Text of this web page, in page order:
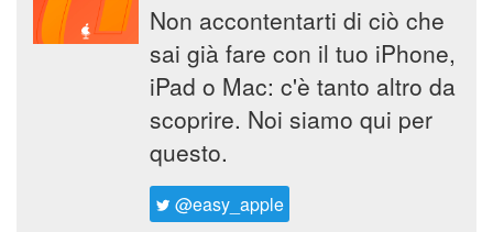
Non accontentarti di ciò che
sai già fare con il tuo iPhone,
iPad o Mac: c'è tanto altro da
scoprire. Noi siamo qui per
questo.
@easy_apple